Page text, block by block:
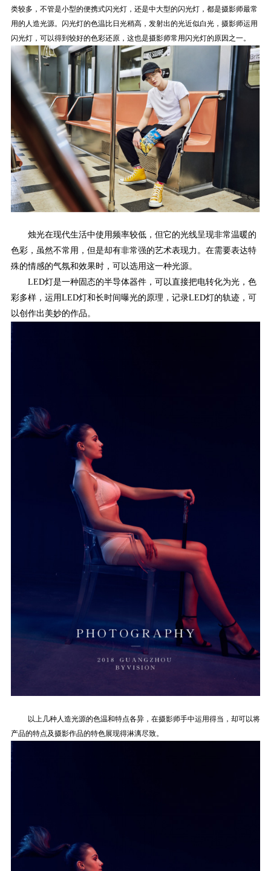
类较多，不管是小型的便携式闪光灯，还是中大型的闪光灯，都是摄影师最常
用的人造光源。闪光灯的色温比日光稍高，发射出的光近似白光，摄影师运用
闪光灯，可以得到较好的色彩还原，这也是摄影师常用闪光灯的原因之一。
烛光在现代生活中使用频率较低，但它的光线呈现非常温暖的
色彩，虽然不常用，但是却有非常强的艺术表现力。在需要表达特
殊的情感的气氛和效果时，可以选用这一种光源。
LED灯是一种固态的半导体器件，可以直接把电转化为光，色
彩多样，运用LED灯和长时间曝光的原理，记录LED灯的轨迹，可
以创作出美妙的作品。
以上几种人造光源的色温和特点各异，在摄影师手中运用得当，却可以将
产品的特点及摄影作品的特色展现得淋漓尽致。